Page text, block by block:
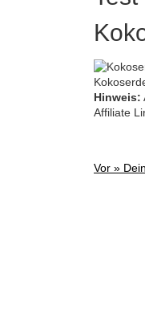
Hinweis:
Affiliate
Post
Vor »